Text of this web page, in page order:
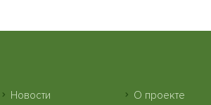
Новости
О проекте